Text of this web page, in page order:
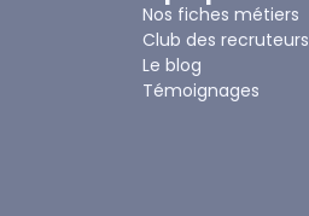
Nos fiches métiers
Club des recruteurs
Le blog
Témoignages